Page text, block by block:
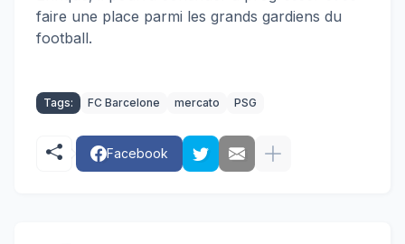
faire une place parmi les grands gardiens du
football.
Tags: FC Barcelone mercato PSG
Facebook